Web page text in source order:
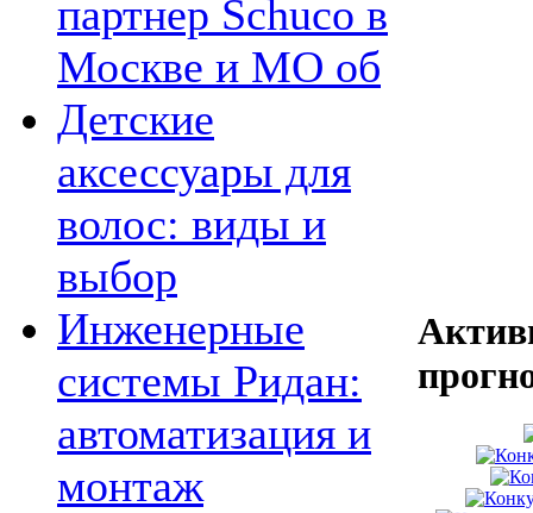
партнер Schuco в
Москве и МО об
Детские
аксессуары для
волос: виды и
выбор
Инженерные
системы Ридан:
автоматизация и
монтаж